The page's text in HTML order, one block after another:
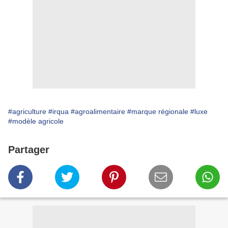
#agriculture #irqua #agroalimentaire #marque régionale #luxe
#modèle agricole
Partager